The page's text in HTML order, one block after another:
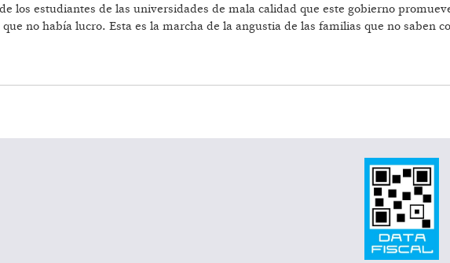
los estudiantes de las universidades de mala calidad que este gobierno
no había lucro. Esta es la marcha de la angustia de las familias que no saben